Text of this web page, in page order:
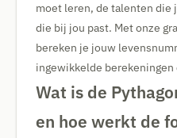
moet leren, de talenten die
die bij jou past. Met onze
bereken je jouw
ingewikkelde
Wat is de
en hoe werkt de